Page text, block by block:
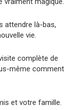
attendre là-bas,
vie.
complète de
même comment
et votre famille.